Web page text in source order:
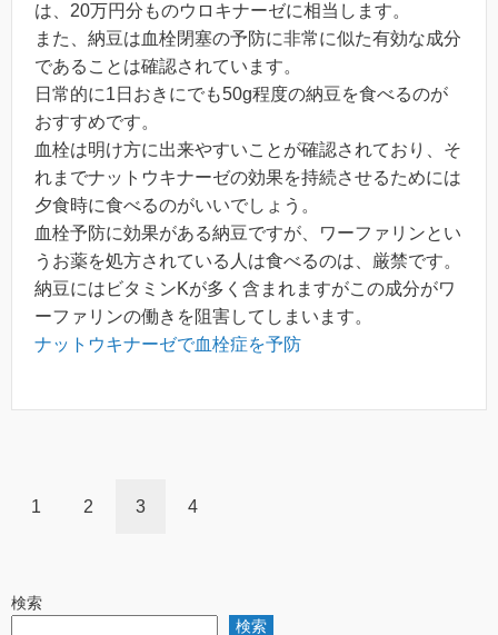
は、20万円分ものウロキナーゼに相当します。
また、納豆は血栓閉塞の予防に非常に似た有効な成分
であることは確認されています。
日常的に1日おきにでも50g程度の納豆を食べるのが
おすすめです。
血栓は明け方に出来やすいことが確認されており、そ
れまでナットウキナーゼの効果を持続させるためには
夕食時に食べるのがいいでしょう。
血栓予防に効果がある納豆ですが、ワーファリンとい
うお薬を処方されている人は食べるのは、厳禁です。
納豆にはビタミンKが多く含まれますがこの成分がワ
ーファリンの働きを阻害してしまいます。
ナットウキナーゼで血栓症を予防
1 2 3 4
検索
検索